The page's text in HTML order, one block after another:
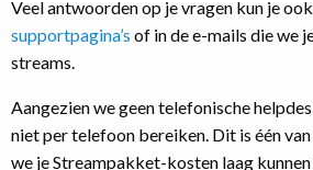
Veel antwoorden op je vragen kun je
supportpagina’s of in de e-mails die we
streams.
Aangezien we geen telefonische
niet per telefoon bereiken. Dit is één
we je Streampakket-kosten laag kunnen